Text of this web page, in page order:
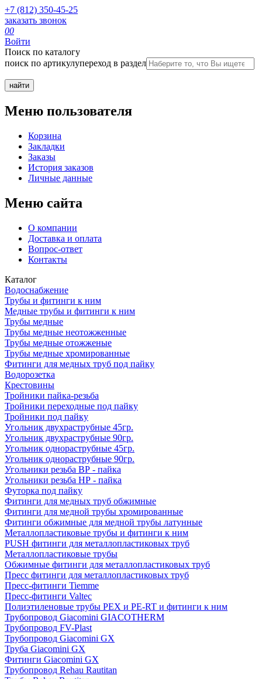
+7 (812) 350-45-25
заказать звонок
00
Войти
Поиск по каталогу
поиск по артикулупереход в раздел
Меню пользователя
Корзина
Закладки
Заказы
История заказов
Личные данные
Меню сайта
О компании
Доставка и оплата
Вопрос-ответ
Контакты
Каталог
Водоснабжение
Трубы и фитинги к ним
Медные трубы и фитинги к ним
Трубы медные
Трубы медные неотожженные
Трубы медные отожженые
Трубы медные хромированные
Фитинги для медных труб под пайку
Водорозетка
Крестовины
Тройники пайка-резьба
Тройники переходные под пайку
Тройники под пайку
Угольник двухраструбные 45гр.
Угольник двухраструбные 90гр.
Угольник однораструбные 45гр.
Угольник однораструбные 90гр.
Угольники резьба ВР - пайка
Угольники резьба НР - пайка
Футорка под пайку
Фитинги для медных труб обжимные
Фитинги для медной трубы хромированные
Фитинги обжимные для медной трубы латунные
Металлопластиковые трубы и фитинги к ним
PUSH фитинги для металлопластиковых труб
Металлопластиковые трубы
Обжимные фитинги для металлопластиковых труб
Пресс фитинги для металлопластиковых труб
Пресс-фитинги Tiemme
Пресс-фитинги Valtec
Полиэтиленовые трубы PEX и PE-RT и фитинги к ним
Трубопровод Giacomini GIACOTHERM
Трубопровод FV-Plast
Трубопровод Giacomini GX
Труба Giacomini GX
Фитинги Giacomini GX
Трубопровод Rehau Rautitan